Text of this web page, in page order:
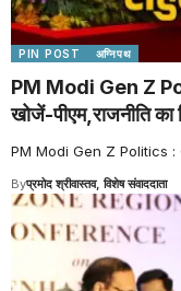
PIN POST अग्निपथ
PM Modi Gen Z
खोजें-पीएम,राजनीति
PM Modi Gen Z Politics :
Byप्रमोद श्रीवास्तव, विशेष संवाददाता